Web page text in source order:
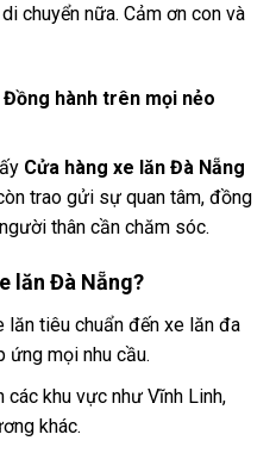
chuyển nữa. Cảm ơn con và
Đồng hành trên mọi nẻo
Cửa hàng xe lăn Đà Nẵng
trao gửi sự quan tâm, đồng
thân cần chăm sóc.
lăn Đà Nẵng?
lăn tiêu chuẩn đến xe lăn đa
ứng mọi nhu cầu.
các khu vực như Vĩnh Linh,
khác.